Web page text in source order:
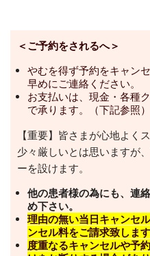
＜ご予約をされるへ＞
やむを得ず予約をキャン
早めにご連絡ください。
お支払いは、現金・各種
で承ります。（下記参照）
【重要】皆さまが心地よく
少々厳しいとは思いますが
ーを設けます。
他の患者様の為にも、連
め下さい。
理由の無い当日キャンセ
ンセル料をご請求致します
度重なるキャンセルや予